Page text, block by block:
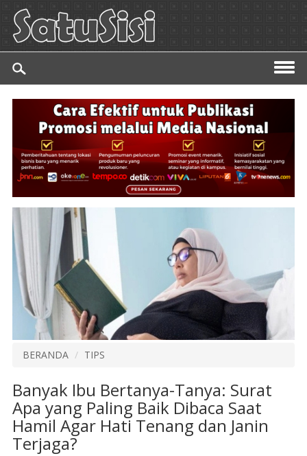
BERANDA TIPS
Banyak Ibu Bertanya-Tanya: Surat
Apa yang Paling Baik Dibaca Saat
Hamil Agar Hati Tenang dan Janin
Terjaga?